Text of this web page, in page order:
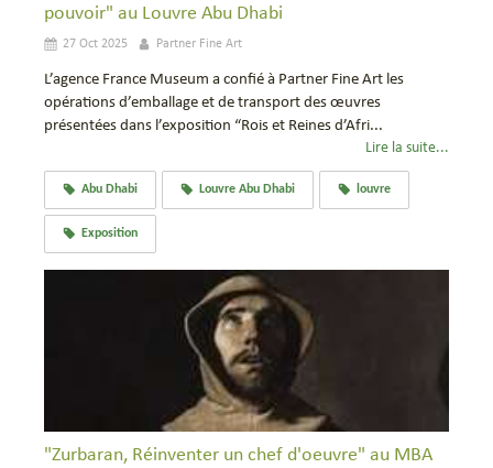
pouvoir" au Louvre Abu Dhabi
27 Oct 2025 Partner Fine Art
L’agence France Museum a confié à Partner Fine Art les
opérations d’emballage et de transport des œuvres
présentées dans l’exposition “Rois et Reines d’Afri...
Lire la suite...
Abu Dhabi Louvre Abu Dhabi louvre
Exposition
"Zurbaran, Réinventer un chef d'oeuvre" au MBA